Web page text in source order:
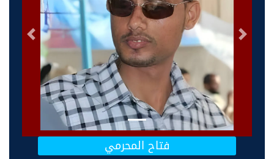
التالى السابق
فتاح المحرمي